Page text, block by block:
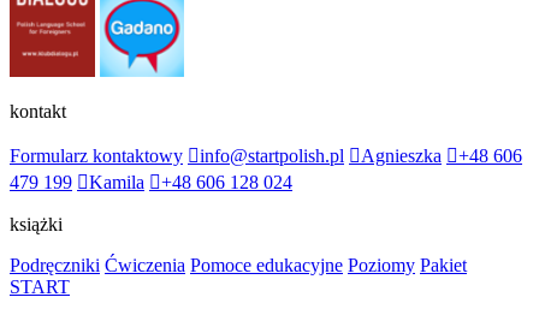
kontakt
Formularz kontaktowy info@startpolish.pl Agnieszka
+48 606
479 199
Kamila +48 606 128 024
książki
Podręczniki Ćwiczenia Pomoce edukacyjne Poziomy Pakiet
START